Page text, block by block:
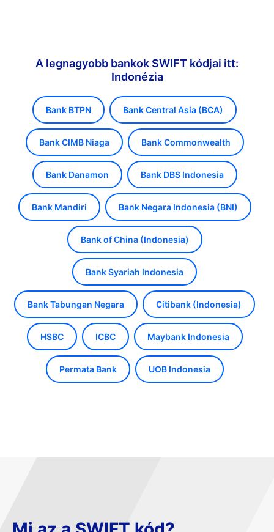
A legnagyobb bankok SWIFT kódjai itt:
Indonézia
Bank BTPN Bank Central Asia (BCA)
Bank CIMB Niaga Bank Commonwealth
Bank Danamon Bank DBS Indonesia
Bank Mandiri Bank Negara Indonesia (BNI)
Bank of China (Indonesia)
Bank Syariah Indonesia
Bank Tabungan Negara Citibank (Indonesia)
HSBC ICBC Maybank Indonesia
Permata Bank UOB Indonesia